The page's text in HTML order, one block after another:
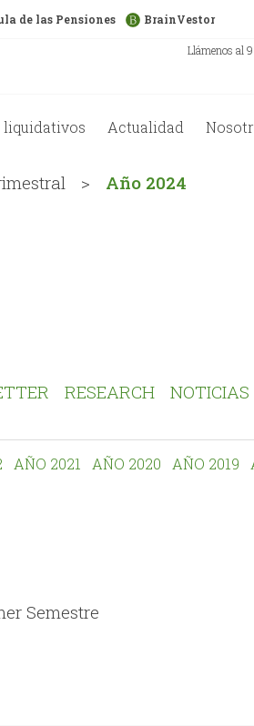
de las Pensiones BrainVestor
Llámenos al
liquidativos Actualidad
> Año 2024
RESEARCH NOTICIAS
AÑO 2021 AÑO 2020 AÑO 2019
Semestre